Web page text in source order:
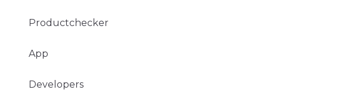
Productchecker
App
Developers